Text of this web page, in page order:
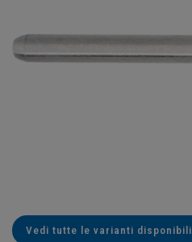
Vedi tutte le varianti disponibili